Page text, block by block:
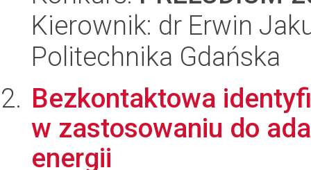
Kierownik: dr Erwin
Politechnika Gdańska
Bezkontaktowa
w zastosowaniu do
energii